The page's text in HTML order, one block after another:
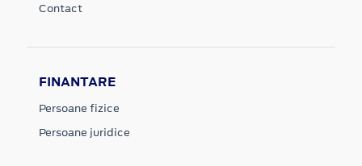
Contact
FINANTARE
Persoane fizice
Persoane juridice